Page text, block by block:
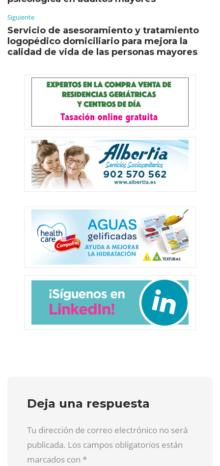
Siguiente
Servicio de asesoramiento y tratamiento
logopédico domiciliario para mejora la
calidad de vida de las personas mayores
Deja una respuesta
Tu dirección de correo electrónico no será
publicada. Los campos obligatorios están
marcados con *